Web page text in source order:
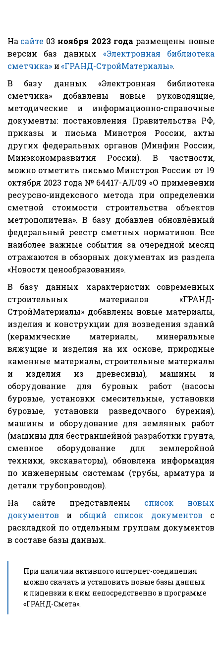
На сайте 03 ноября 2023 года размещены новые
версии баз данных«Электронная библиотека
сметчика»и«ГРАНД-СтройМатериалы».
В базу данных «Электронная библиотека
сметчика» добавлены новые руководящие,
методические и информационно-справочные
документы: постановления Правительства РФ,
приказы и письма Минстроя России, акты
других федеральных органов (Минфин России,
Минэкономразвития России). В частности,
можно отметить письмо Минстроя России от 19
октября 2023 года № 64417-АЛ/09 «О применении
ресурсно-индексного метода при определении
сметной стоимости строительства объектов
метрополитена». В базу добавлен обновлённый
федеральный реестр сметных нормативов. Все
наиболее важные события за очередной месяц
отражаются в обзорных документах из раздела
«Новости ценообразования».
В базу данных характеристик современных
строительных материалов «ГРАНД-
СтройМатериалы» добавлены новые материалы,
изделия и конструкции для возведения зданий
(керамические материалы, минеральные
вяжущие и изделия на их основе, природные
каменные материалы, строительные материалы
и изделия из древесины), машины и
оборудование для буровых работ (насосы
буровые, установки смесительные, установки
буровые, установки разведочного бурения),
машины и оборудование для земляных работ
(машины для бестраншейной разработки грунта,
сменное оборудование для землеройной
техники, экскаваторы), обновлена информация
по инженерным системам (трубы, арматура и
детали трубопроводов).
На сайте представлены список новых
документов и общий список документов с
раскладкой по отдельным группам документов
в составе базы данных.
При наличии активного интернет-соединения
можно скачать и установить новые базы данных
и лицензии к ним непосредственно в программе
«ГРАНД-Смета».